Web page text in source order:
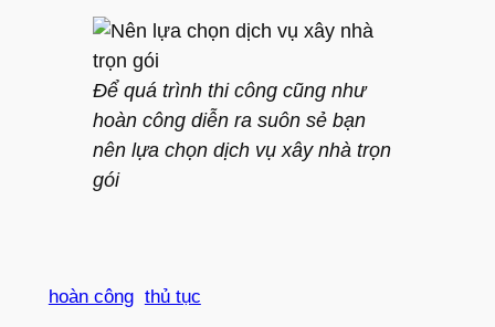
Để quá trình thi công cũng như
hoàn công diễn ra suôn sẻ bạn
nên lựa chọn dịch vụ xây nhà trọn
gói
hoàn công thủ tục